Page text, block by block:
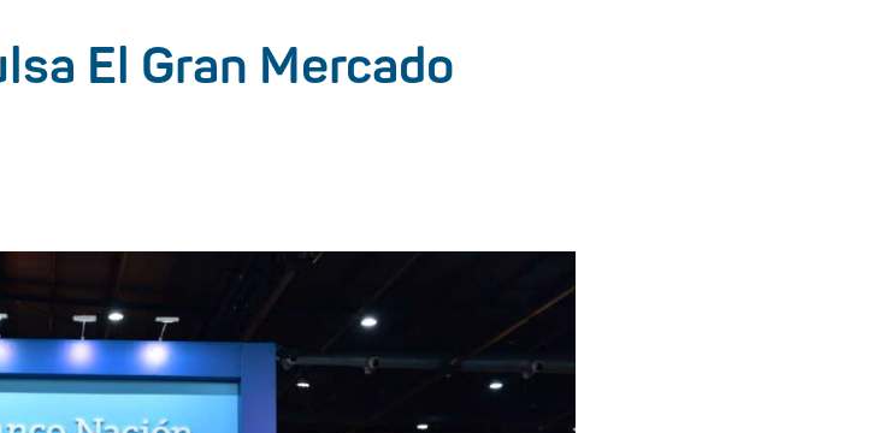
El Gran Mercado